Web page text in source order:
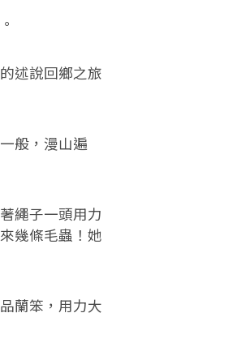
述說回鄉之旅
般，漫山遍
繩子一頭用力
幾條毛蟲！她
蘭笨，用力大